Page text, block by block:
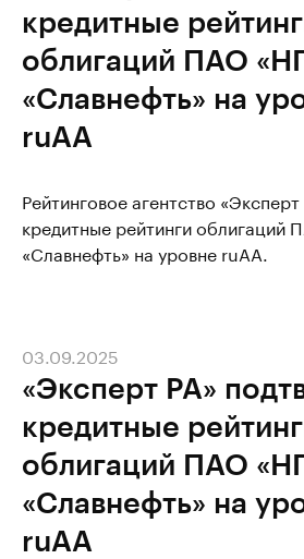
кредитные
облигаций ПАО
«Славнефть» на
ruAA
Рейтинговое агентство
кредитные рейтинги облигаций
«Славнефть» на уровне ruAA.
«Эксперт РА»
кредитные
облигаций ПАО
«Славнефть» на
ruAA
03.09.2025